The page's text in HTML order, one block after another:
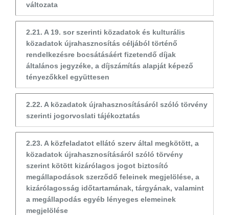
változata
2.21. A 19. sor szerinti közadatok és kulturális
közadatok újrahasznosítás céljából történő
rendelkezésre bocsátásáért fizetendő díjak
általános jegyzéke, a díjszámítás alapját képező
tényezőkkel együttesen
2.22. A közadatok újrahasznosításáról szóló törvény
szerinti jogorvoslati tájékoztatás
2.23. A közfeladatot ellátó szerv által megkötött, a
közadatok újrahasznosításáról szóló törvény
szerint kötött kizárólagos jogot biztosító
megállapodások szerződő feleinek megjelölése, a
kizárólagosság időtartamának, tárgyának, valamint
a megállapodás egyéb lényeges elemeinek
megjelölése